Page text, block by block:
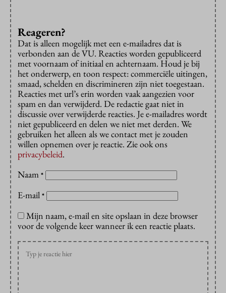
Reageren?
Dat is alleen mogelijk met een e-mailadres dat is
verbonden aan de VU. Reacties worden gepubliceerd
met voornaam of initiaal en achternaam. Houd je bij
het onderwerp, en toon respect: commerciële uitingen,
smaad, schelden en discrimineren zijn niet toegestaan.
Reacties met url’s erin worden vaak aangezien voor
spam en dan verwijderd. De redactie gaat niet in
discussie over verwijderde reacties. Je e-mailadres wordt
niet gepubliceerd en delen we niet met derden. We
gebruiken het alleen als we contact met je zouden
willen opnemen over je reactie. Zie ook ons
privacybeleid.
Naam *
E-mail *
Mijn naam, e-mail en site opslaan in deze browser
voor de volgende keer wanneer ik een reactie plaats.